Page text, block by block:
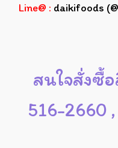
Line@ : daikifoods
สนใจสั่งซื้
516-2660